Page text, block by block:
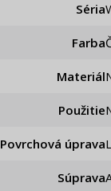
Séria
Farba
Materiál
Použitie
Povrchová úprava
Súprava